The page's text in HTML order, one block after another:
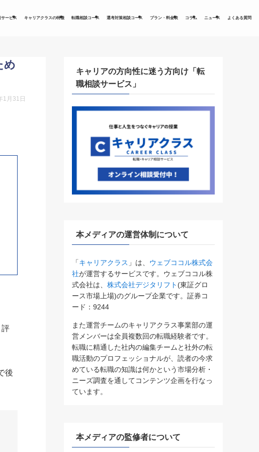
サービス キャリアクラスの特徴 転職相談コース 選考対策相談コース プラン・料金表 コラム ニュース よくある質問
め
1月31日
評
後
キャリアの方向性に迷う方向け「転
職相談サービス」
本メディアの運営体制について
「キャリアクラス 」は、 ウェブココル株式会
社が運営するサービスです。ウェブココル株
式会社は、 株式会社デジタリフト (東証グロ
ース市場上場)のグループ企業です。証券コ
ード：9244
また運営チームのキャリアクラス事業部の運
営メンバーは全員複数回の転職経験者です。
転職に精通した社内の編集チームと社外の転
職活動のプロフェッショナルが、読者の今求
めている転職の知識は何かという市場分析・
ニーズ調査を通してコンテンツ企画を行なっ
ています。
本メディアの監修者について